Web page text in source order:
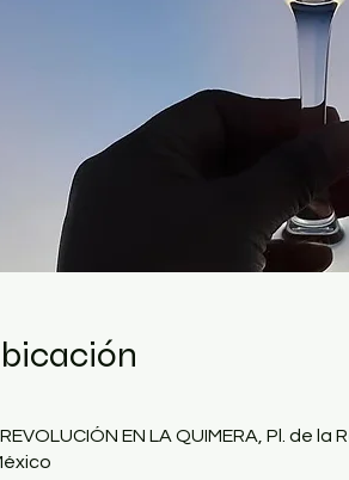
EN LA QUIMERA, Pl.